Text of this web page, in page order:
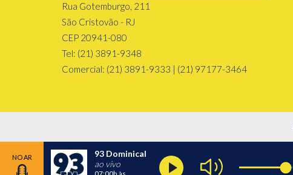
Rua Gotemburgo, 211
São Cristovão - RJ
CEP 20941-080
Tel: (21) 3891-9348
Comercial: (21) 3891-9333 | (21) 97177-3464
93 Dominical
ao vivo
07:00h às